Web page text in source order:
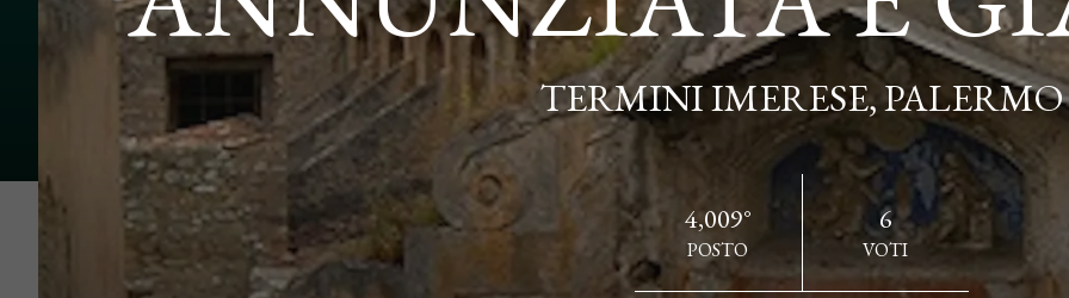
TERMINI IMERESE, PALERMO
4,009°
POSTO
6
VOTI
Condividi Luoghi CHIESA MARIA SS. ANNUNZIATA E GIARDINO
L'attuale struttura della Chiesa Maria Santissima Annunziata risale ai primi anni delXVII secolo